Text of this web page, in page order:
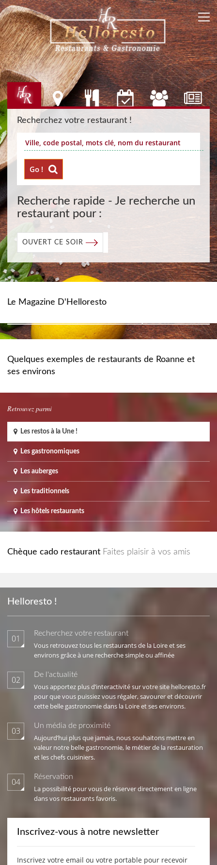
Recherchez votre restaurant !
Go !
Recherche rapide - Je recherche un
restaurant pour :
OUVERT CE SOIR
Le Magazine D'Helloresto
Quelques exemples de restaurants de Roanne et
ses environs
Retrouvez parmi
Les restos à la Une !
Les gastronomiques
Les auberges
Les traditionnels
Les hôtels restaurants
Chèque cado restaurant Faites plaisir à vos amis
Helloresto !
01 Recherchez votre restaurant
Vous retrouvez tous les restaurants de la Loire et ses
environs grâce à une recherche simple ou affinée
02 De l'actualité
Vous apportez plus d’interactivité sur votre site helloresto.fr
pour que vous puissiez vous régaler, savourer et découvrir
cette belle gastronomie dans la Loire et ses environs.
03 Un média de proximité
Aujourd’hui plus que jamais, nous souhaitons mettre en
valeur notre belle gastronomie, le métier de la restauration
et les chefs cuisiniers.
04 Réservation
La possibilité pour vous de réserver directement en ligne
dans vos restaurants favoris.
Inscrivez-vous à notre newsletter
Inscrivez votre email ou votre portable pour recevoir